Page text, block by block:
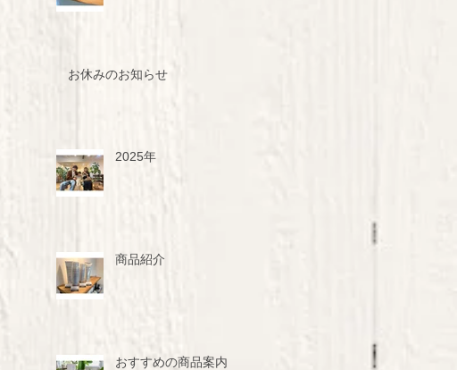
お休みのお知らせ
2025年
商品紹介
おすすめの商品案内